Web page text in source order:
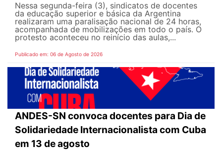
Nessa segunda-feira (3), sindicatos de docentes
da educação superior e básica da Argentina
realizaram uma paralisação nacional de 24 horas,
acompanhada de mobilizações em todo o país. O
protesto aconteceu no reinício das aulas,...
Publicado em: 06 de Agosto de 2026
ANDES-SN convoca docentes para Dia de
Solidariedade Internacionalista com Cuba
em 13 de agosto